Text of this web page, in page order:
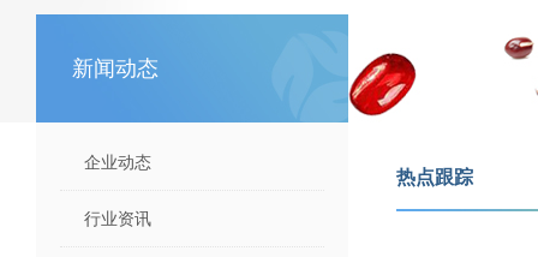
新闻动态
企业动态
行业资讯
热点跟踪